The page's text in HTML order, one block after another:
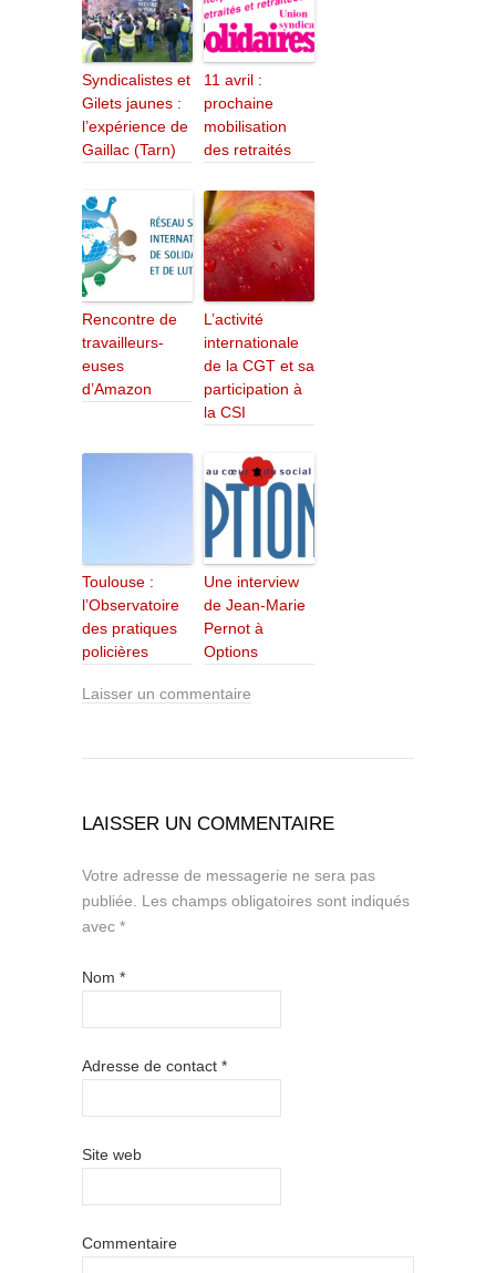
Syndicalistes et
Gilets jaunes :
l’expérience de
Gaillac (Tarn)
11 avril :
prochaine
mobilisation
des retraités
Rencontre de
travailleurs-
euses
d’Amazon
L’activité
internationale
de la CGT et sa
participation à
la CSI
Toulouse :
l’Observatoire
des pratiques
policières
Une interview
de Jean-Marie
Pernot à
Options
Laisser un commentaire
LAISSER UN COMMENTAIRE
Votre adresse de messagerie ne sera pas
publiée. Les champs obligatoires sont indiqués
avec *
Nom *
Adresse de contact *
Site web
Commentaire